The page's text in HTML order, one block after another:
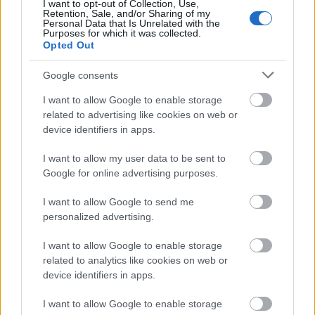
I want to opt-out of Collection, Use,
Retention, Sale, and/or Sharing of my
Personal Data that Is Unrelated with the
Purposes for which it was collected.
Opted Out
Google consents
I want to allow Google to enable storage
related to advertising like cookies on web or
device identifiers in apps.
I want to allow my user data to be sent to
Google for online advertising purposes.
I want to allow Google to send me
personalized advertising.
I want to allow Google to enable storage
related to analytics like cookies on web or
device identifiers in apps.
I want to allow Google to enable storage
národního týmu nechybí dobré tréninkové
příležitosti a dostatek sparing partnerů i ze
skupiny lyžařů, kteří patří ke světové elitě.
„Tréninkové zázemí ve Font Romeu je
fantastické a můžeme trénovat se sportovci z
několika zemí, včetně Francie a Itálie. Hodně
nám pomáhají ti, kteří tam mají soustředění.
Jaume Pueyro. Foto: Ingeborg Scheve/ Langrenn.com
Několik španělských lyžařů na
vzestupu
Během několika měsíců je to již podruhé, co
polovině září vyhrál Imanol Rojo závod na 15